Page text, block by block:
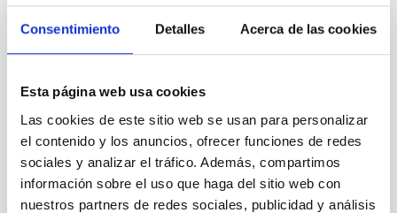
Consentimiento Detalles Acerca de las cookies
Esta página web usa cookies
Las cookies de este sitio web se usan para personalizar
el contenido y los anuncios, ofrecer funciones de redes
sociales y analizar el tráfico. Además, compartimos
información sobre el uso que haga del sitio web con
nuestros partners de redes sociales, publicidad y análisis
Me he mantenido de pie toda la vida en medio
del curso directo de una batería de señales
Soy una nube galáctea tan profunda tan intrincada
que una onda de luz demoraría 15
años viajando por mí
Y ha ocurrido
Soy un instrumento con forma
de mujer intentando traducir pulsaciones
a imágenes para aliviar el cuerpo